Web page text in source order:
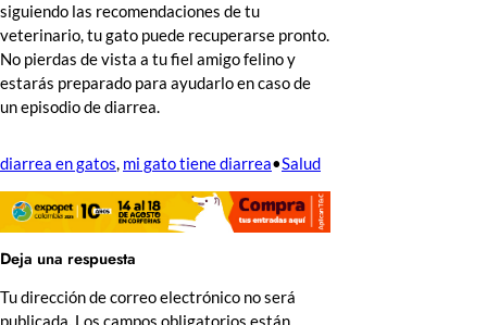
siguiendo las recomendaciones de tu
veterinario, tu gato puede recuperarse pronto.
No pierdas de vista a tu fiel amigo felino y
estarás preparado para ayudarlo en caso de
un episodio de diarrea.
diarrea en gatos, mi gato tiene diarrea•Salud
Deja una respuesta
Tu dirección de correo electrónico no será
publicada. Los campos obligatorios están